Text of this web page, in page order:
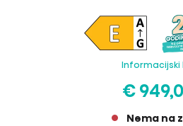
Informacijski
€
Nema na